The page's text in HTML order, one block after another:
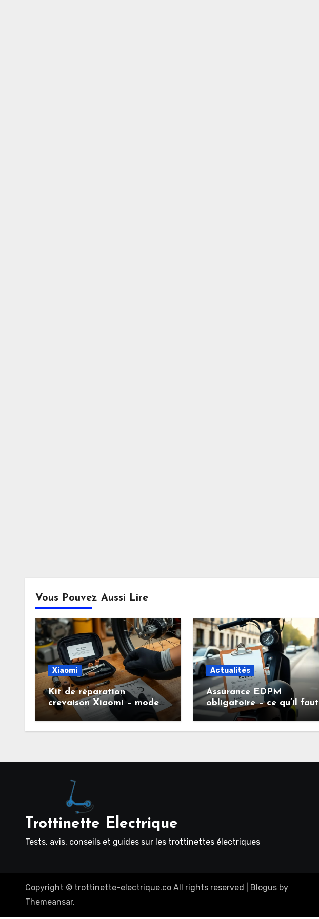
Vous Pouvez Aussi Lire
Xiaomi
Kit de réparation
crevaison Xiaomi – mode
d’emploi pour entretenir
facilement ses pneus
Actualités
Assurance EDPM
obligatoire – ce qu’il faut
savoir avant de circuler en
trottinette électrique
Trottinette Electrique
Tests, avis, conseils et guides sur les trottinettes électriques
Copyright © trottinette-electrique.co All rights reserved Blogus by
Themeansar.